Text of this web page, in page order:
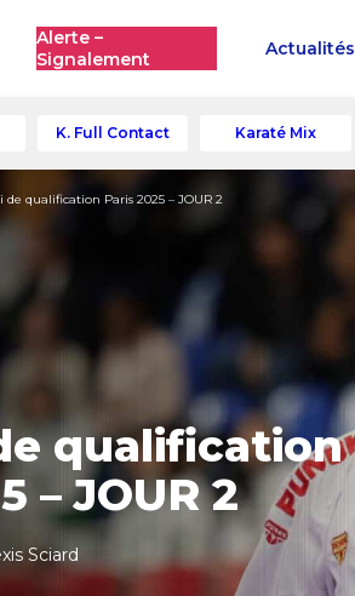
Alerte –
Signalement
Actualités
K. Full Contact Karaté Mix
de qualification Paris 2025 – JOUR 2
qualification
– JOUR 2
Sciard